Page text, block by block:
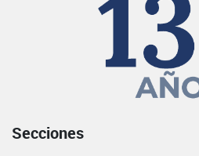
Secciones